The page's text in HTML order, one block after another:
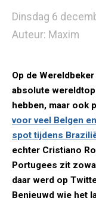
Dinsdag 6
Auteur: Maxim
Op de
absolute
hebben, maar ook
voor veel Belgen
spot tijdens
echter Cristiano
Portugees zit
daar werd op
Benieuwd wie het